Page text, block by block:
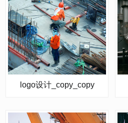
logo设计_copy_copy